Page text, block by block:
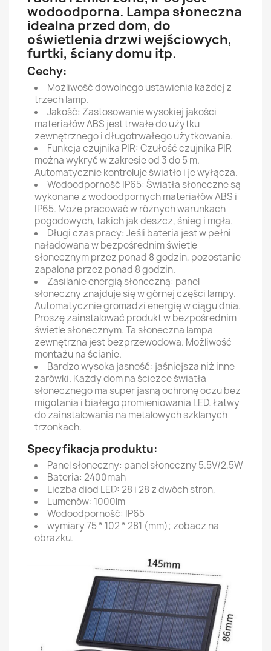
wodoodporna. Lampa słoneczna
idealna przed dom, do
oświetlenia drzwi wejściowych,
furtki, ściany domu itp.
Cechy:
Możliwość dowolnego ustawienia każdej z
trzech lamp.
Jakość: Zastosowanie wysokiej jakości
materiałów ABS jest trwałe do użytku
zewnętrznego i długotrwałego użytkowania.
Funkcja czujnika PIR: Czułość czujnika PIR
można wykryć w zakresie od 3 do 5 m.
Automatycznie kontroluje światło i je wyłącza.
Wodoodporność IP65: Światła słoneczne są
wykonane z wodoodpornych materiałów ABS i
IP65. Może pracować w różnych warunkach
pogodowych, takich jak deszcz, śnieg i mgła.
Długi czas pracy: Jeśli bateria jest w pełni
naładowana w bezpośrednim świetle
słonecznym przez ponad 8 godzin, pozostanie
zapalona przez ponad 8 godzin.
Zasilanie energią słoneczną: panel
słoneczny znajduje się w górnej części lampy.
Automatycznie gromadzi energię w ciągu dnia.
Proszę zainstalować produkt w bezpośrednim
świetle słonecznym. Ta słoneczna lampa
zewnętrzna jest bezprzewodowa. Możliwość
montażu na ścianie.
Bardzo wysoka jasność: jaśniejsza niż inne
żarówki. Każdy dom na ścieżce światła
słonecznego ma super jasną ochronę oczu bez
migotania i białego promieniowania LED. Łatwy
do zainstalowania na metalowych szklanych
trzonkach.
Specyfikacja produktu:
Panel słoneczny: panel słoneczny 5.5V/2,5W
Bateria: 2400mah
Liczba diod LED: 28 i 28 z dwóch stron,
Lumenów: 1000lm
Wodoodporność: IP65
wymiary 75 * 102 * 281 (mm); zobacz na
obrazku.